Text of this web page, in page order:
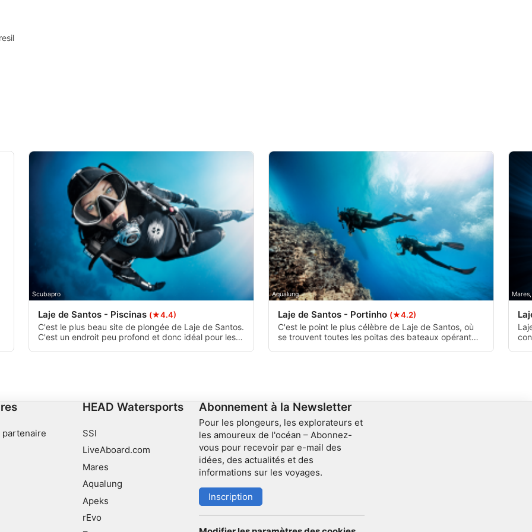
Scubapro
Laje de Santos - Piscinas (★4.4)
C'est le plus beau site de plongée de Laje de Santos.
C'est un endroit peu profond et donc idéal pour les
Aqualung
Laje de Santos - Portinho (★4.2)
C'est le point le plus célèbre de Laje de Santos, où
se trouvent toutes les poitas des bateaux opérant
partenaire
HEAD Watersports
SSI
LiveAboard.com
Mares
Aqualung
Apeks
rEvo
Abonnement à la Newsletter
Pour les plongeurs, les explorateurs et
les amoureux de l'océan – Abonnez-
vous pour recevoir par e-mail des
idées, des actualités et des
informations sur les voyages.
Inscription